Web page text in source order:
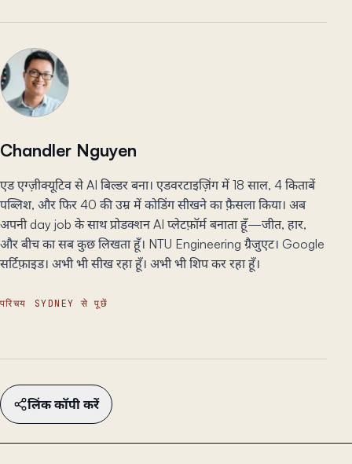
Chandler Nguyen
एड एग्ज़ीक्यूटिव से AI बिल्डर बना। एडवरटाइज़िंग में 18 साल, 4 किताबें
पब्लिश, और फिर 40 की उम्र में कोडिंग सीखने का फ़ैसला किया। अब
अपनी day job के साथ प्रोडक्शन AI प्लेटफ़ॉर्म बनाता हूँ—जीत, हार,
और बीच का सब कुछ लिखता हूँ। NTU Engineering ग्रैजुएट। Google
सर्टिफ़ाइड। अभी भी सीख रहा हूँ। अभी भी शिप कर रहा हूँ।
परिचय SYDNEY से पूछें
लिंक कॉपी करें